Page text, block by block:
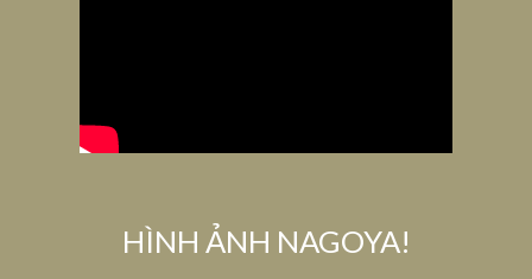
HÌNH ẢNH NAGOYA!